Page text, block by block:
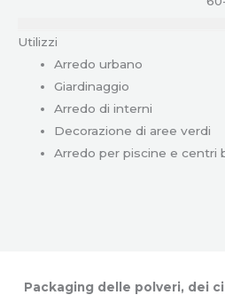
Utilizzi
Arredo urbano
Giardinaggio
Arredo di interni
Decorazione di aree verdi
Arredo per piscine e centri
Packaging delle polveri, dei